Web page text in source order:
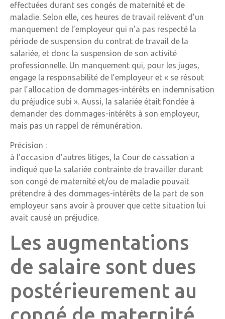
effectuées durant ses congés de maternité et de
maladie. Selon elle, ces heures de travail relèvent d’un
manquement de l’employeur qui n’a pas respecté la
période de suspension du contrat de travail de la
salariée, et donc la suspension de son activité
professionnelle. Un manquement qui, pour les juges,
engage la responsabilité de l’employeur et « se résout
par l’allocation de dommages-intérêts en indemnisation
du préjudice subi ». Aussi, la salariée était fondée à
demander des dommages-intérêts à son employeur,
mais pas un rappel de rémunération.
Précision :
à l’occasion d’autres litiges, la Cour de cassation a
indiqué que la salariée contrainte de travailler durant
son congé de maternité et/ou de maladie pouvait
prétendre à des dommages-intérêts de la part de son
employeur sans avoir à prouver que cette situation lui
avait causé un préjudice.
Les augmentations
de salaire sont dues
postérieurement au